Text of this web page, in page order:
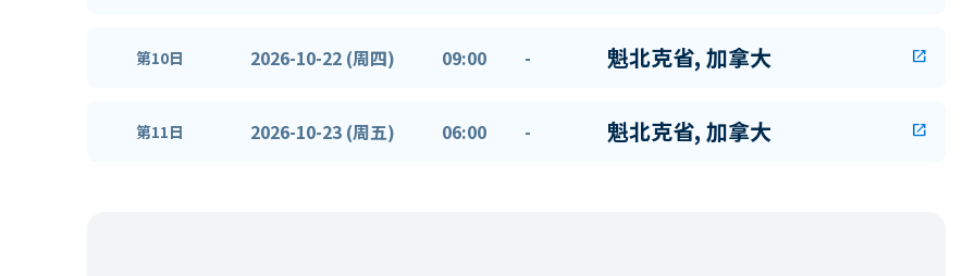
第10日 2026-10-22 (周四) 09:00 - 魁北克省, 加拿大 open_in_new
第11日 2026-10-23 (周五) 06:00 - 魁北克省, 加拿大 open_in_new